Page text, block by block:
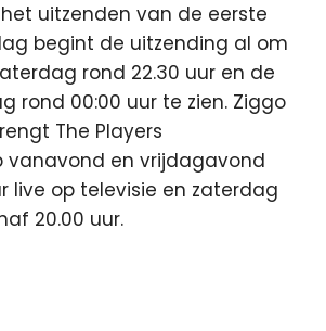
uitzenden van de eerste
begint de uitzending al om
rond 22.30 uur en de
rond 00:00 uur te zien. Ziggo
The Players
vanavond en vrijdagavond
live op televisie en zaterdag
20.00 uur.